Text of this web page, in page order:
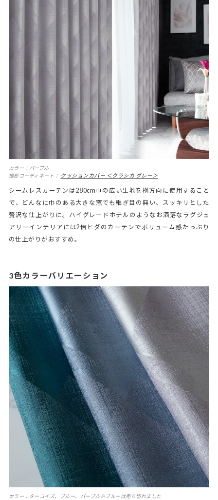
カラー：パープル
撮影コーディネート： クッションカバー ＜クラシカ グレー＞
シームレスカーテンは280cm巾の広い生地を横方向に使用すること
で、どんなに巾のある大きな窓でも継ぎ目の無い、スッキリとした
贅沢な仕上がりに。ハイグレードホテルのようなお洒落なラグジュ
アリーインテリアには2倍ヒダのカーテンでボリューム感たっぷり
の仕上がりがおすすめ。
3色カラーバリエーション
カラー：ターコイズ、ブルー、パープル※ブルーは売り切れました